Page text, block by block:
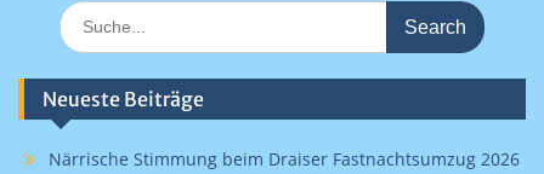
Search
for:
Neueste Beiträge
Närrische Stimmung beim Draiser Fastnachtsumzug 2026